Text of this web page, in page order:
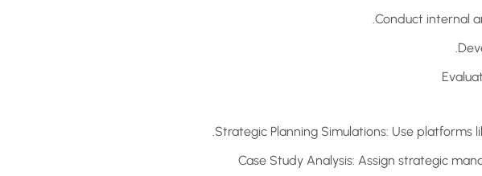
Conduct internal
Strategic Planning Simulations: Use platforms
Case Study Analysis: Assign strategic